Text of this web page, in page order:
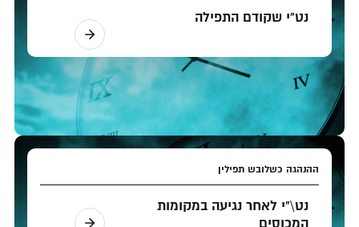
נט"י שקודם התפילה
ההנהגה כשלובש תפילין
נט\"י לאחר נגיעה במקומות
המכוסים